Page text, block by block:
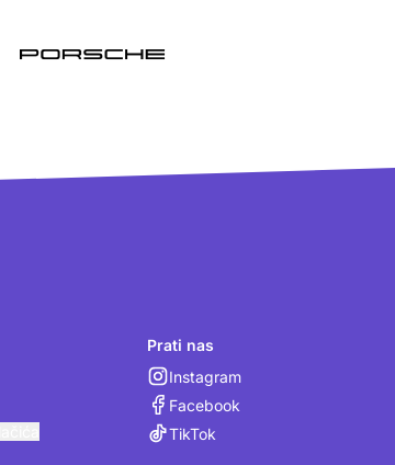
Prati nas
Instagram
Facebook
TikTok